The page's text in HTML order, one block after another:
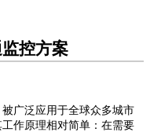
控方案
广泛应用于全球众多城市
作原理相对简单：在需要